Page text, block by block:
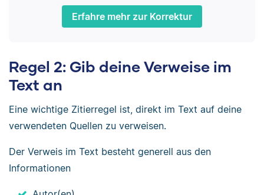
Erfahre mehr zur Korrektur
Regel 2: Gib deine Verweise im
Text an
Eine wichtige Zitierregel ist, direkt im Text auf deine
verwendeten Quellen zu verweisen.
Der Verweis im Text besteht generell aus den
Informationen